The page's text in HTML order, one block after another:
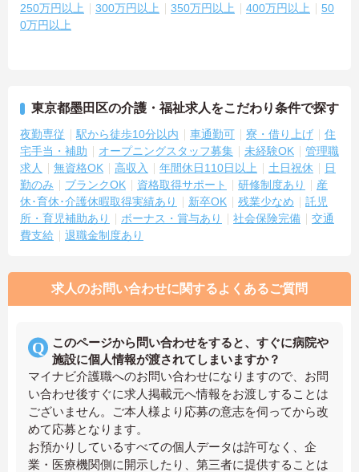
250万円以上 300万円以上 350万円以上 400万円以上
50
0万円以上
東京都墨田区の介護・福祉求人をこだわり条件で探す
夜勤専従 駅から徒歩10分以内 車通勤可 寮・借り上げ
住
宅手当・補助
オープニングスタッフ募集 未経験OK
管理職
求人
無資格OK 高収入 年間休日110日以上 土日祝休
日
勤のみ
ブランクOK 資格取得サポート 研修制度あり
産
休･育休･介護休暇取得実績あり
新卒OK 残業少なめ
託児
所・育児補助あり
ボーナス・賞与あり 社会保険完備
交通
費支給
退職金制度あり
求人のお問い合わせに関するよくあるご質問
このページから問い合わせをすると、すぐに病院や
施設に個人情報が渡されてしまいますか？
マイナビ介護職へのお問い合わせになりますので、お問
い合わせ後すぐに求人掲載元へ情報をお渡しすることは
ございません。ご本人様より応募の意志を伺ってから改
めて応募となります。
お預かりしているすべての個人データは許可なく、企
業・医療機関側に開示したり、第三者に提供することは